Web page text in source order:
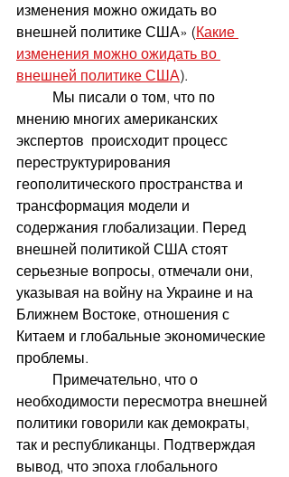
изменения можно ожидать во
внешней политике США» (Какие
изменения можно ожидать во
внешней политике США).
мнению многих американских
экспертов  происходит процесс
переструктурирования
геополитического пространства и
трансформация модели и
содержания глобализации. Перед
внешней политикой США стоят
серьезные вопросы, отмечали они,
указывая на войну на Украине и на
Ближнем Востоке, отношения с
Китаем и глобальные экономические
проблемы.
необходимости пересмотра внешней
политики говорили как демократы,
так и республиканцы. Подтверждая
вывод, что эпоха глобального